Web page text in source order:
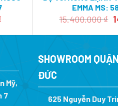
Giá
tại
2.296.800 ₫.
EMMA MS:
15.400.000₫
Mỹ,
7
SHOWROOM
ĐỨC
625 Nguyễn Duy